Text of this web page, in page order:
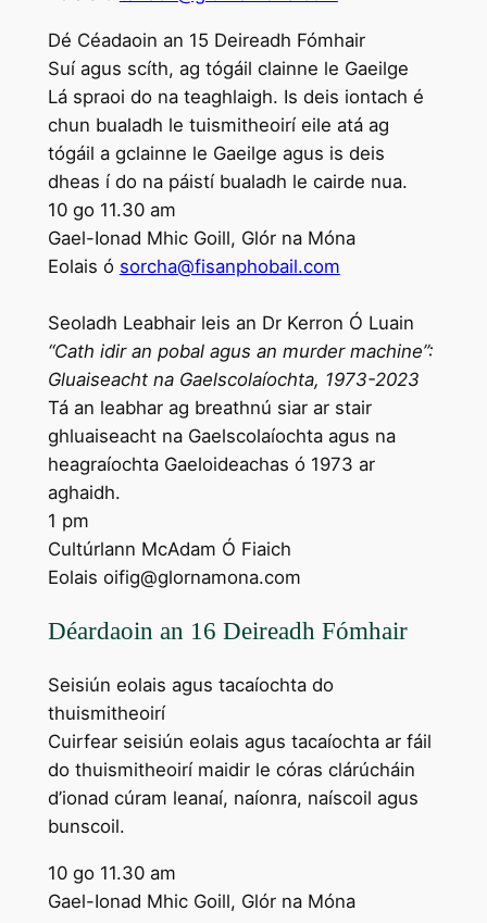
Dé Céadaoin an 15 Deireadh Fómhair
Suí agus scíth, ag tógáil clainne le Gaeilge
Lá spraoi do na teaghlaigh. Is deis iontach é
chun bualadh le tuismitheoirí eile atá ag
tógáil a gclainne le Gaeilge agus is deis
dheas í do na páistí bualadh le cairde nua.
10 go 11.30 am
Gael-Ionad Mhic Goill, Glór na Móna
Eolais ó sorcha@fisanphobail.com
Seoladh Leabhair leis an Dr Kerron Ó Luain
“Cath idir an pobal agus an murder machine”:
Gluaiseacht na Gaelscolaíochta, 1973-2023
Tá an leabhar ag breathnú siar ar stair
ghluaiseacht na Gaelscolaíochta agus na
heagraíochta Gaeloideachas ó 1973 ar
aghaidh.
1 pm
Cultúrlann McAdam Ó Fiaich
Eolais oifig@glornamona.com
Déardaoin an 16 Deireadh Fómhair
Seisiún eolais agus tacaíochta do
thuismitheoirí
Cuirfear seisiún eolais agus tacaíochta ar fáil
do thuismitheoirí maidir le córas clárúcháin
d’ionad cúram leanaí, naíonra, naíscoil agus
bunscoil.
10 go 11.30 am
Gael-Ionad Mhic Goill, Glór na Móna